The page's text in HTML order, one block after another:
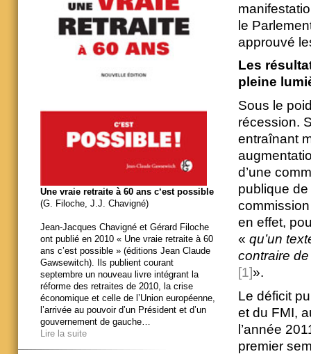
le
approuvé
Les
pleine
Sous le
récession.
entraînant
d’une
publique
en effet,
« qu’un
contraire
[1]».
Le déficit
et du FMI,
l’année
premier
Une vraie retraite à 60 ans c‘est possible
(G. Filoche, J.J. Chavigné)
Jean-Jacques Chavigné et Gérard Filoche
ont publié en 2010 « Une vraie retraite à 60
ans c’est possible » (éditions Jean Claude
Gawsewitch). Ils publient courant
septembre un nouveau livre intégrant la
réforme des retraites de 2010, la crise
économique et celle de l’Union européenne,
l’arrivée au pouvoir d’un Président et d’un
gouvernement de gauche…
Lire la suite